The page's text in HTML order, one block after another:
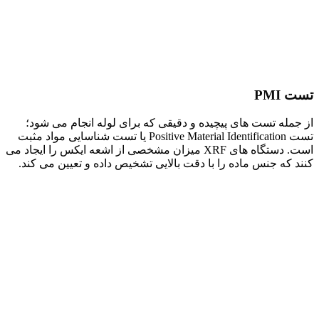
تست PMI
از جمله تست های پیچیده و دقیقی که برای لوله انجام می شود؛
تست Positive Material Identification یا تست شناسایی مواد مثبت
است. دستگاه های XRF میزان مشخصی از اشعه ایکس را ایجاد می
کنند که جنس ماده را با دقت بالایی تشخیص داده و تعیین می کند.